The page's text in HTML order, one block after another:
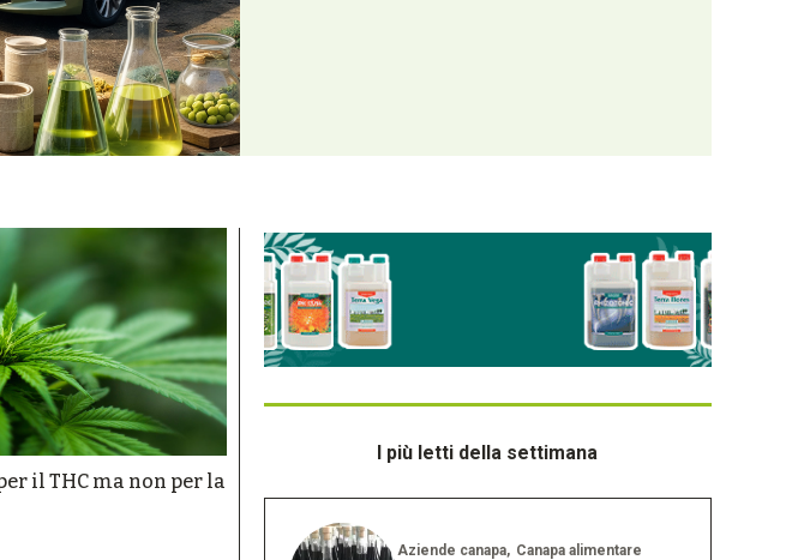
il THC ma non per la
I più letti della settimana
Aziende canapa Canapa alimentare